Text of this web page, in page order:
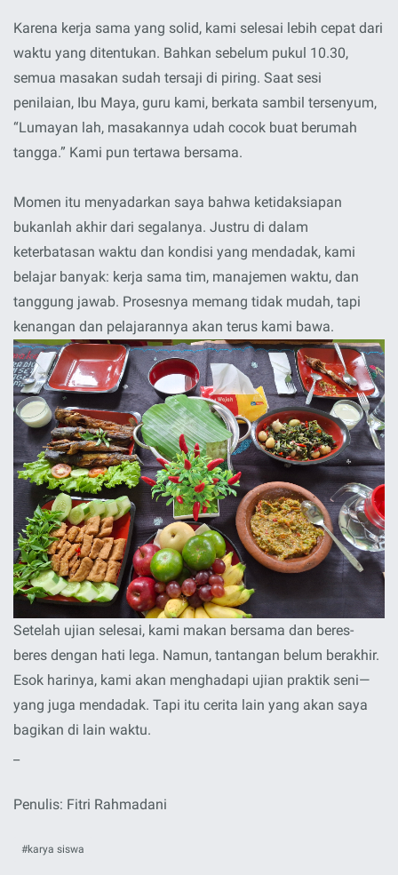
Karena kerja sama yang solid, kami selesai lebih cepat dari
waktu yang ditentukan. Bahkan sebelum pukul 10.30,
semua masakan sudah tersaji di piring. Saat sesi
penilaian, Ibu Maya, guru kami, berkata sambil tersenyum,
“Lumayan lah, masakannya udah cocok buat berumah
tangga.” Kami pun tertawa bersama.
Momen itu menyadarkan saya bahwa ketidaksiapan
bukanlah akhir dari segalanya. Justru di dalam
keterbatasan waktu dan kondisi yang mendadak, kami
belajar banyak: kerja sama tim, manajemen waktu, dan
tanggung jawab. Prosesnya memang tidak mudah, tapi
kenangan dan pelajarannya akan terus kami bawa.
Setelah ujian selesai, kami makan bersama dan beres-
beres dengan hati lega. Namun, tantangan belum berakhir.
Esok harinya, kami akan menghadapi ujian praktik seni—
yang juga mendadak. Tapi itu cerita lain yang akan saya
bagikan di lain waktu.
Penulis: Fitri Rahmadani
karya siswa